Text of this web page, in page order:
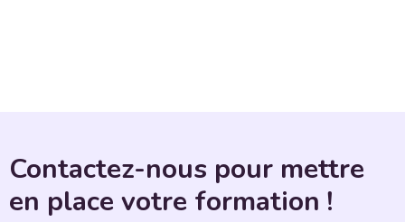
Contactez-nous pour mettre
en place votre formation !